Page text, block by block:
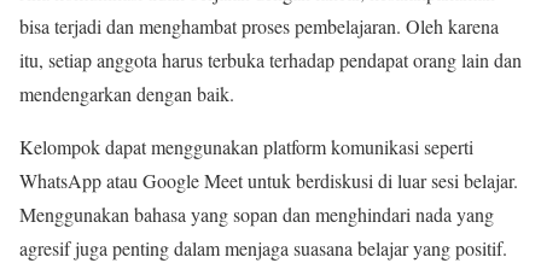
bisa terjadi dan menghambat proses pembelajaran. Oleh karena
itu, setiap anggota harus terbuka terhadap pendapat orang lain dan
mendengarkan dengan baik.
Kelompok dapat menggunakan platform komunikasi seperti
WhatsApp atau Google Meet untuk berdiskusi di luar sesi belajar.
Menggunakan bahasa yang sopan dan menghindari nada yang
agresif juga penting dalam menjaga suasana belajar yang positif.